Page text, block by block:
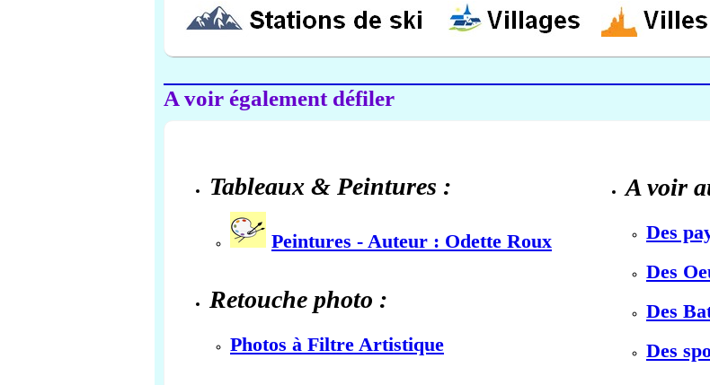
A voir également défiler
Tableaux & Peintures :
Peintures - Auteur : Odette Roux
Retouche photo :
Photos à Filtre Artistique
A voir
Des
Des
Des
Des